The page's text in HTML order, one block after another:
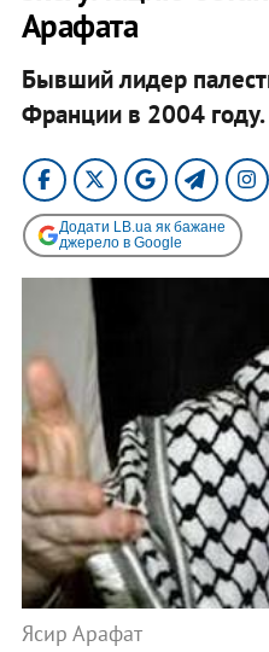
Арафата
Бывший лидер
Франции в 2004 году.
Додати LB.ua як бажане
джерело в Google
Ясир Арафат